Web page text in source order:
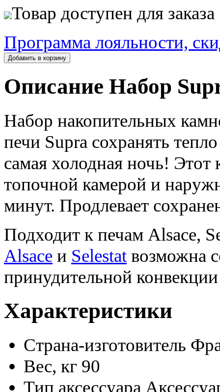
Товар доступен для заказа
Программа лояльности,
Добавить в корзину
Описание Набор
Набор накопительных
печи Supra сохранять
самая холодная ночь! Этот
топочной камерой и
минут. Продлевает
Подходит к печам Alsace,
Alsace и Selestat возможна
принудительной
Характеристики
Страна-изготовитель
Вес, кг 90
Тип аксессуара